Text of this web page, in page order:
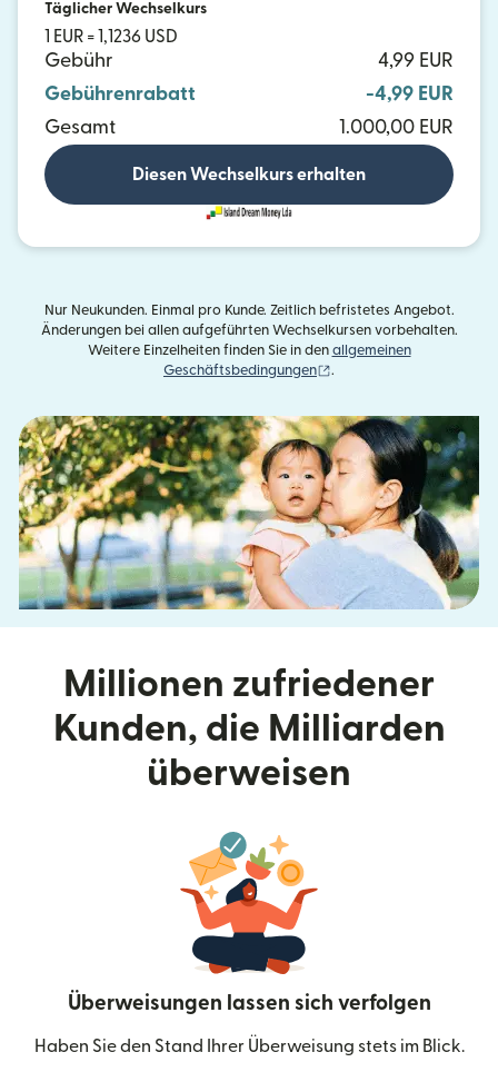
Täglicher Wechselkurs
1 EUR = 1,1236 USD
Gebühr
4,99 EUR
Gebührenrabatt
-4,99 EUR
Gesamt
1.000,00 EUR
Diesen Wechselkurs erhalten
Nur Neukunden. Einmal pro Kunde. Zeitlich befristetes Angebot.
Änderungen bei allen aufgeführten Wechselkursen vorbehalten.
Weitere Einzelheiten finden Sie in den allgemeinen
Geschäftsbedingungen
.
Millionen zufriedener
Kunden, die Milliarden
überweisen
Überweisungen lassen sich verfolgen
Haben Sie den Stand Ihrer Überweisung stets im Blick.